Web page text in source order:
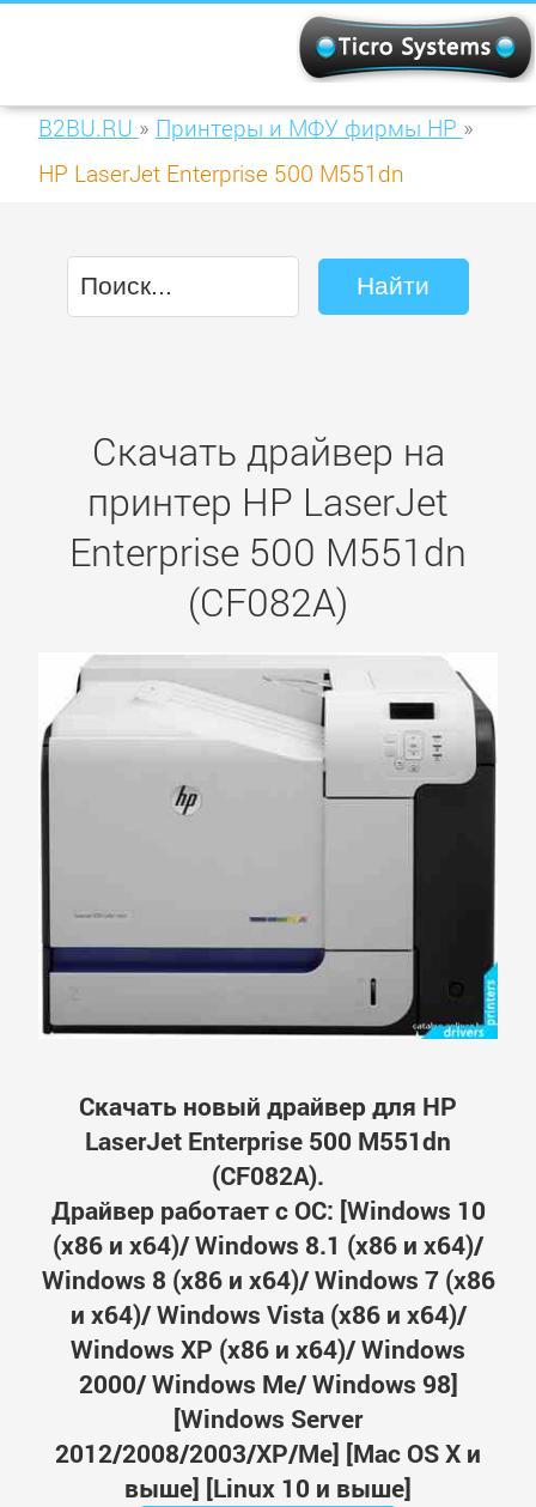
B2BU.RU » Принтеры и МФУ фирмы HP »
HP LaserJet Enterprise 500 M551dn
Скачать драйвер на
принтер HP LaserJet
Enterprise 500 M551dn
(CF082A)
Скачать новый драйвер для HP
LaserJet Enterprise 500 M551dn
(CF082A).
Драйвер работает с ОС: [Windows 10
(x86 и x64)/ Windows 8.1 (x86 и x64)/
Windows 8 (x86 и x64)/ Windows 7 (x86
и x64)/ Windows Vista (x86 и x64)/
Windows XP (x86 и x64)/ Windows
2000/ Windows Me/ Windows 98]
[Windows Server
2012/2008/2003/XP/Me] [Mac OS X и
выше] [Linux 10 и выше]